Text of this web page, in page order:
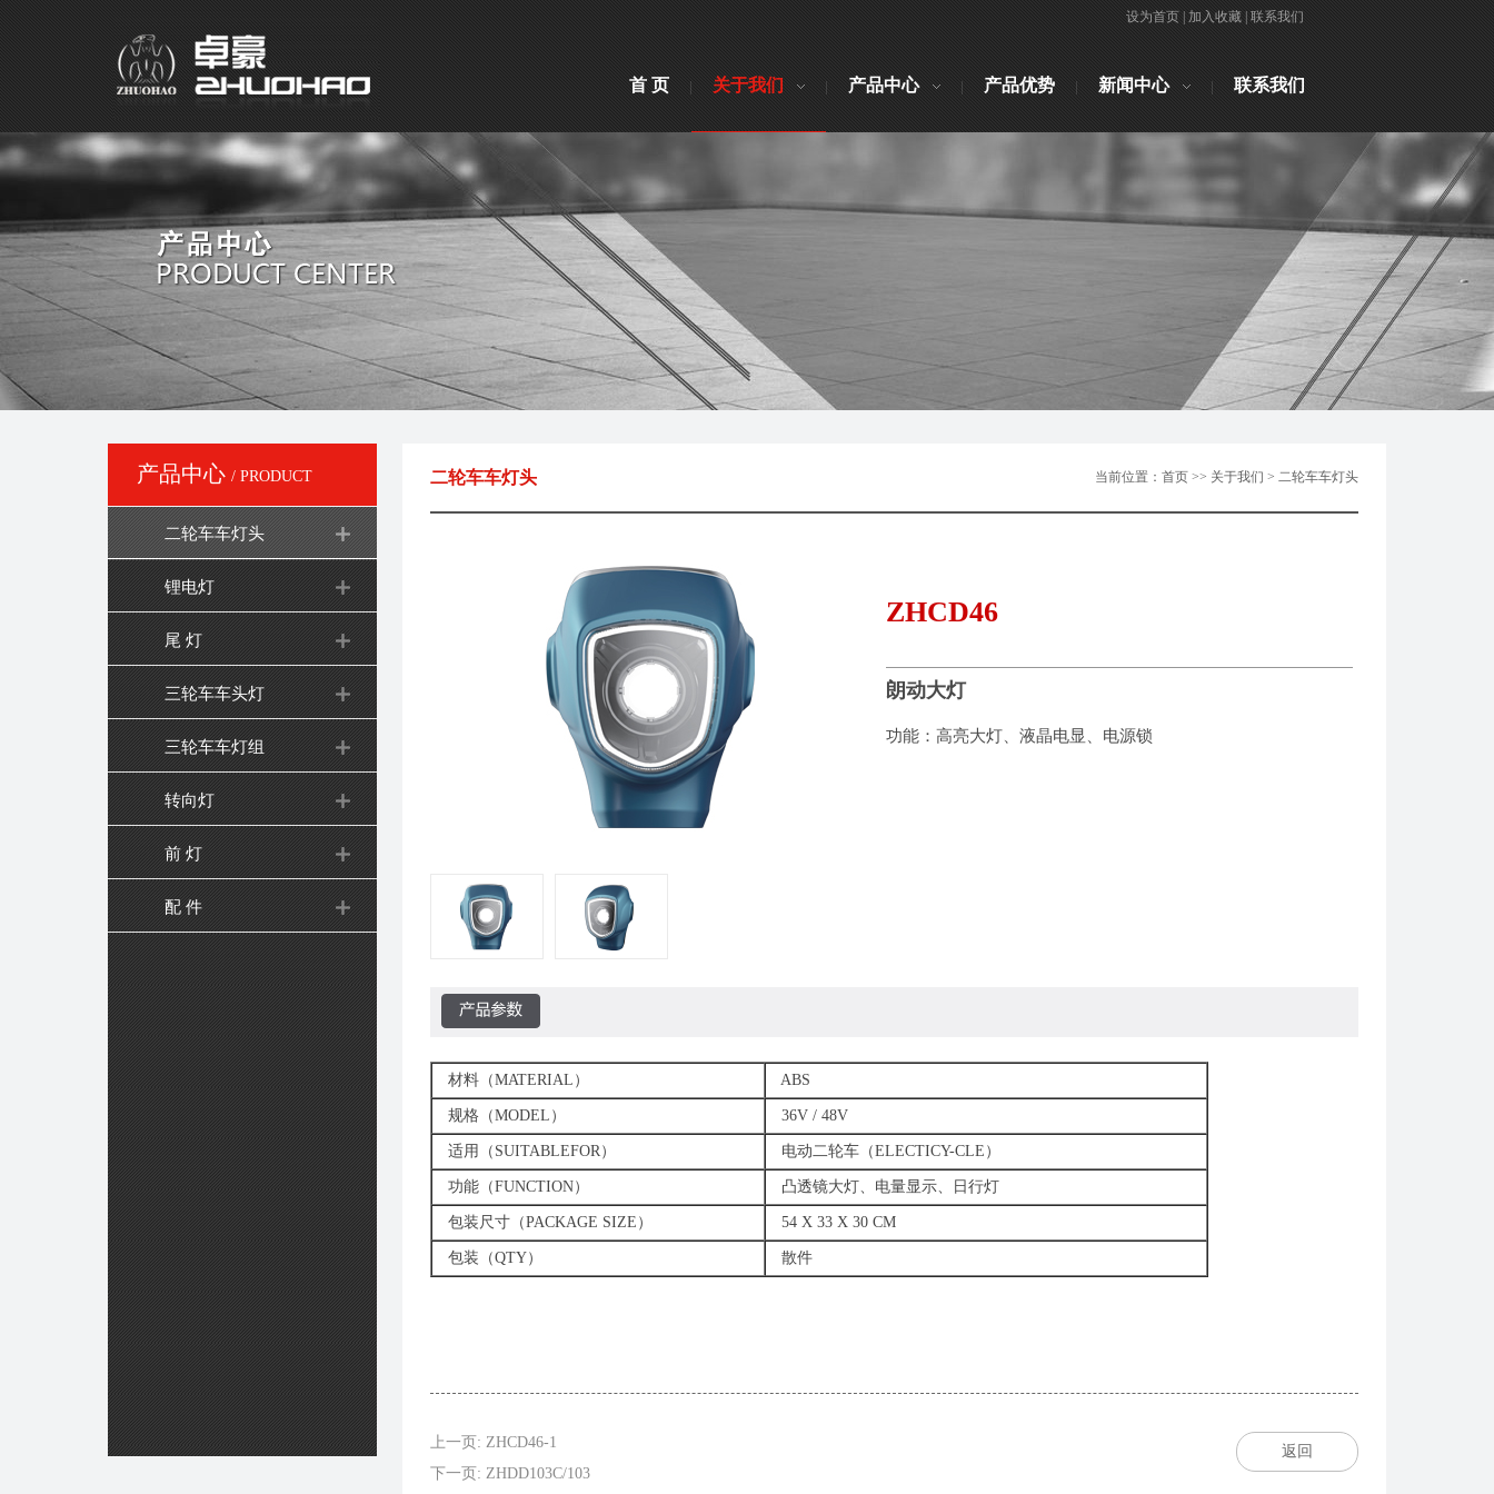
设为首页 加入收藏 联系我们
首 页 关于我们 产品中心 产品优势 新闻中心 联系我们
产品中心 / PRODUCT
二轮车车灯头
锂电灯
尾 灯
三轮车车头灯
三轮车车灯组
转向灯
前 灯
配 件
二轮车车灯头 当前位置：首页 >> 关于我们 > 二轮车车灯头
ZHCD46
朗动大灯
功能：高亮大灯、液晶电显、电源锁
材料（MATERIAL） ABS
规格（MODEL） 36V / 48V
适用（SUITABLEFOR） 电动二轮车（ELECTICY-CLE）
功能（FUNCTION） 凸透镜大灯、电量显示、日行灯
包装尺寸（PACKAGE SIZE） 54 X 33 X 30 CM
包装（QTY） 散件
上一页: ZHCD46-1
下一页: ZHDD103C/103
返回